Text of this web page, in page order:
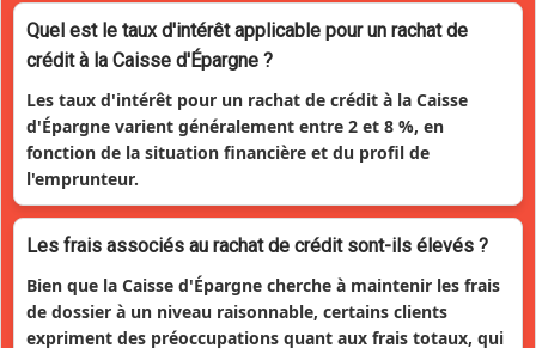
Quel est le taux d'intérêt applicable pour un rachat de
crédit à la Caisse d'Épargne ?
Les taux d'intérêt pour un rachat de crédit à la Caisse
d'Épargne varient généralement entre 2 et 8 %, en
fonction de la situation financière et du profil de
l'emprunteur.
Les frais associés au rachat de crédit sont-ils élevés ?
Bien que la Caisse d'Épargne cherche à maintenir les frais
de dossier à un niveau raisonnable, certains clients
expriment des préoccupations quant aux frais totaux, qui